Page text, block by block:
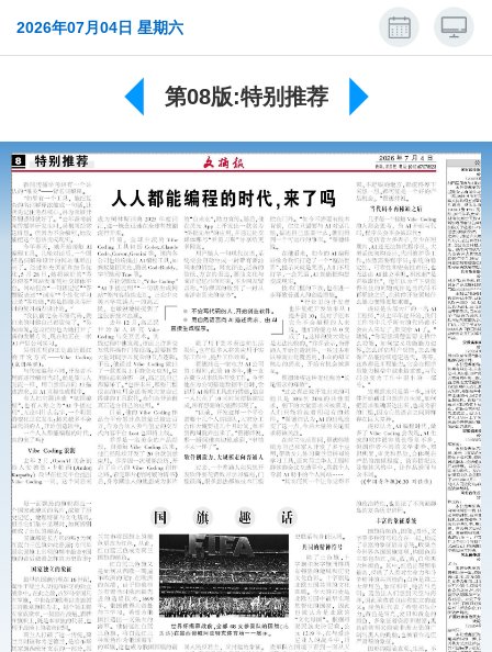
2026年07月04日 星期六
第08版:特别推荐